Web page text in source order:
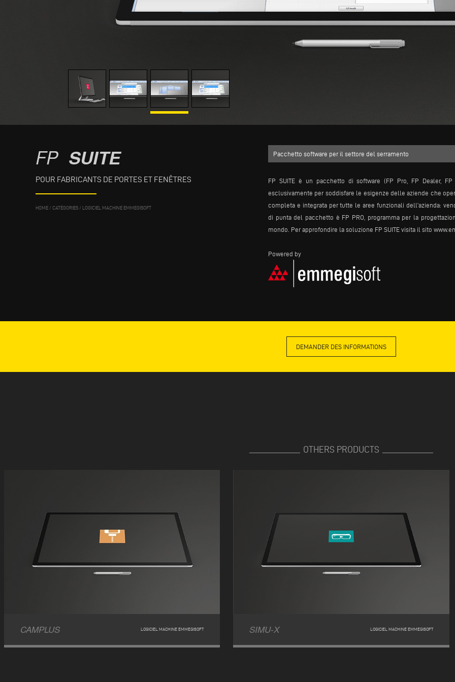
FP SUITE
POUR FABRICANTS DE PORTES ET FENÊTRES
HOME /CATÉGORIES / LOGICIEL MACHINE EMMEGISOFT
Pacchetto software per il settore del serramento
FP SUITE è un pacchetto di software (FP Pro, FP Dealer,
esclusivamente per soddisfare le esigenze delle aziende che
completa e integrata per tutte le aree funzionali dell’azienda:
di punta del pacchetto è FP PRO, programma per la
mondo. Per approfondire la soluzione FP SUITE visita il sito
Powered by
DEMANDER DES INFORMATIONS
OTHERS PRODUCTS
CAMPLUS LOGICIEL MACHINE EMMEGISOFT SIMU-X LOGICIEL MACHINE EMMEGISOFT